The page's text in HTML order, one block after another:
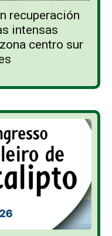
recuperación
intensas
centro sur